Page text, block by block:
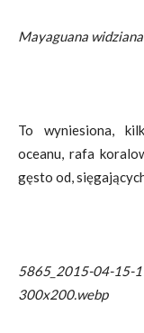
Mayaguana
To wyniesiona,
oceanu, rafa
gęsto od,
5865_2015-04-15-
300x200.webp